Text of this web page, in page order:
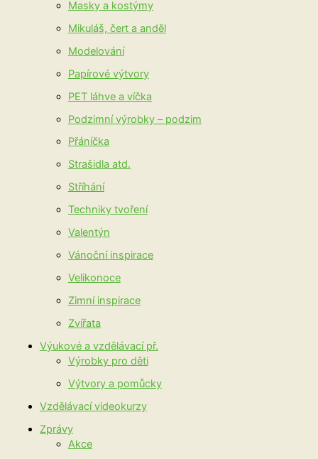
Masky a kostýmy
Mikuláš, čert a anděl
Modelování
Papírové výtvory
PET láhve a víčka
Podzimní výrobky – podzim
Přáníčka
Strašidla atd.
Stříhání
Techniky tvoření
Valentýn
Vánoční inspirace
Velikonoce
Zimní inspirace
Zvířata
Výukové a vzdělávací př.
Výrobky pro děti
Výtvory a pomůcky
Vzdělávací videokurzy
Zprávy
Akce